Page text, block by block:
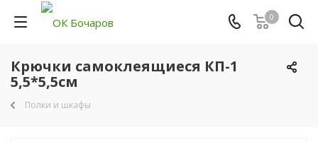
0
Крючки самоклеящиеся КП-1
5,5*5,5см
Полки и шкафы